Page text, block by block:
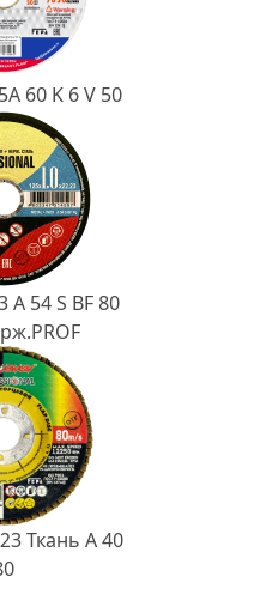
60 K 6 V 50
A 54 S BF 80
Ткань A 40